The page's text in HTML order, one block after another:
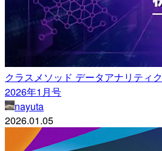
クラスメソッド データアナリティ
2026年1月号
nayuta
2026.01.05